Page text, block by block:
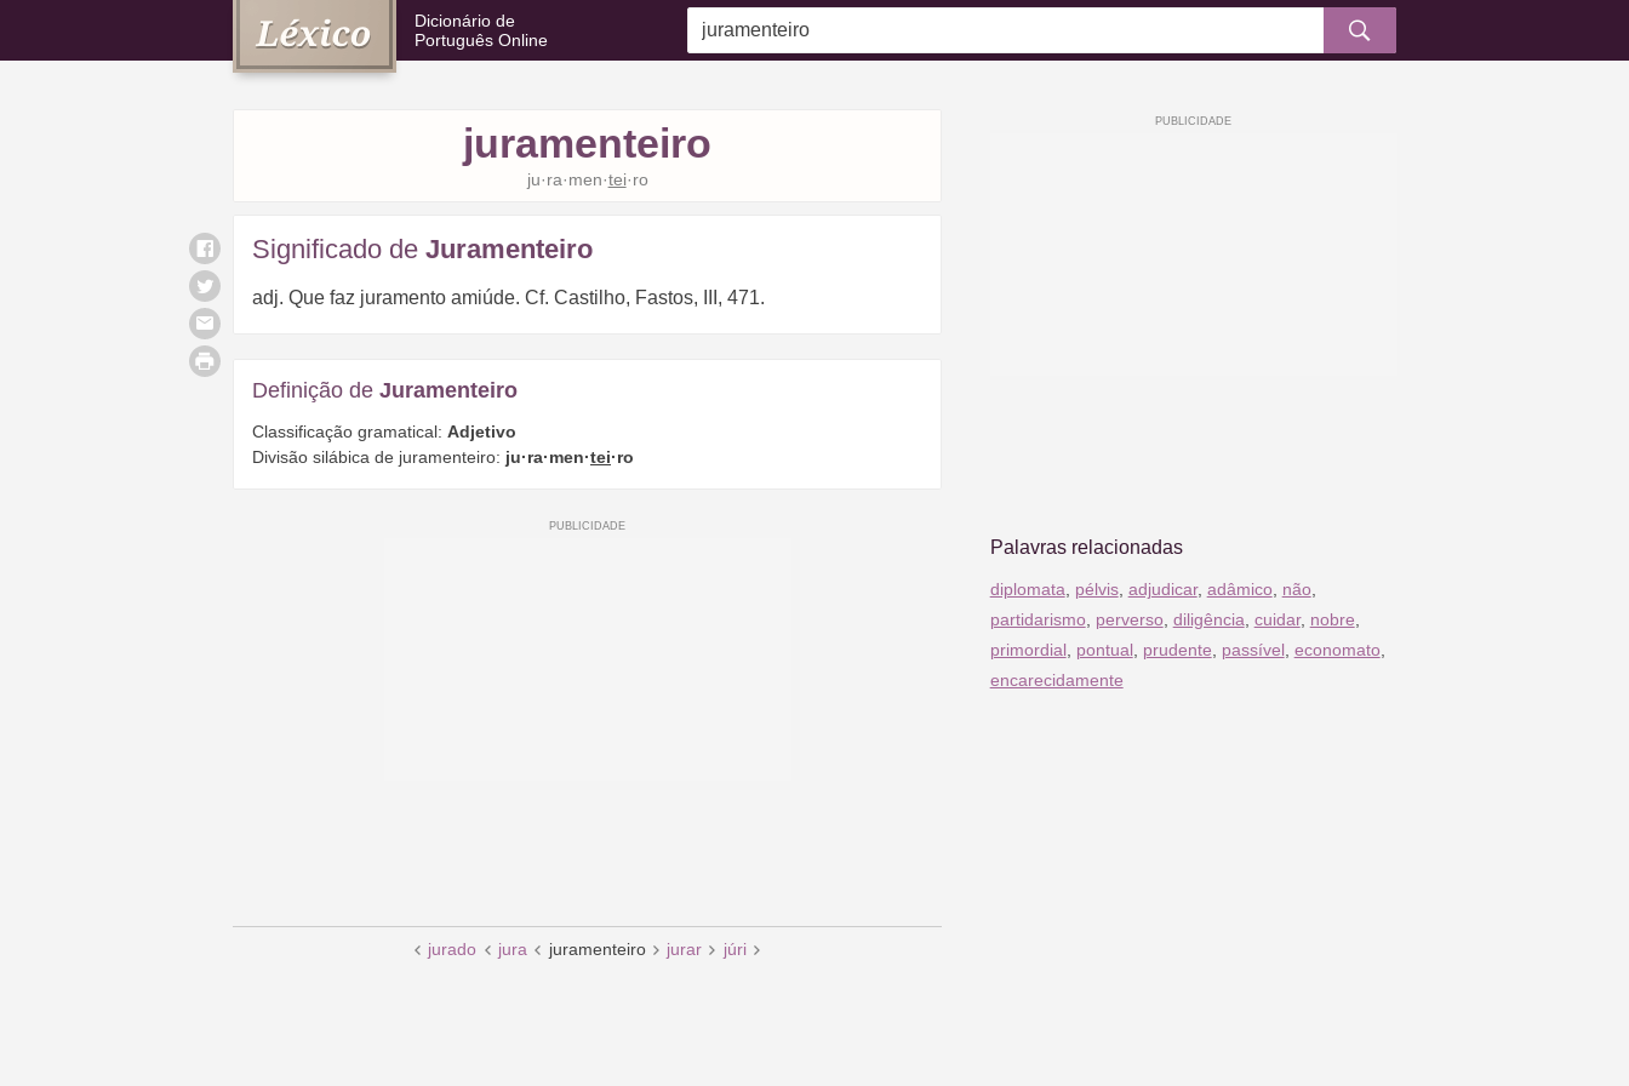
Dicionário de
Português Online
juramenteiro
ju·ra·men·tei·ro
Significado de Juramenteiro
adj. Que faz juramento amiúde. Cf. Castilho, Fastos, III, 471.
Definição de Juramenteiro
Classificação gramatical: Adjetivo
Divisão silábica de juramenteiro: ju·ra·men·tei·ro
jurado jura juramenteiro jurar júri
Palavras relacionadas
diplomata pélvis, adjudicar, adâmico, não,
partidarismo, perverso, diligência cuidar, nobre
primordial, pontual, prudente passível, economato,
encarecidamente